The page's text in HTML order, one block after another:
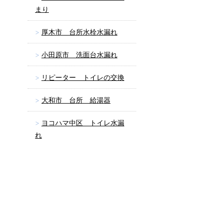
まり
厚木市 台所水栓水漏れ
小田原市 洗面台水漏れ
リピーター トイレの交換
大和市 台所 給湯器
ヨコハマ中区 トイレ水漏
れ